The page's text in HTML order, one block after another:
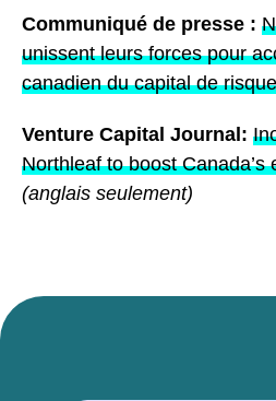
Communiqué de presse :
unissent leurs forces pour
canadien du capital de risque
Venture Capital Journal:
Northleaf to boost Canada’s
(anglais seulement)